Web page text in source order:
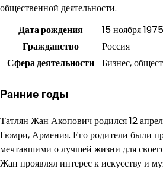
общественной деятельности.
Дата рождения
15 ноября
Гражданство
Россия
Сфера деятельности Бизнес,
Ранние годы
Татлян Жан Акопович родился 12
Гюмри, Армения. Его родители были
мечтавшими о лучшей жизни для
Жан проявлял интерес к искусству и